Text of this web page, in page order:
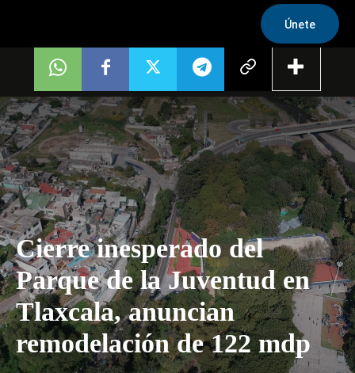
Únete
Cierre inesperado del
Parque de la Juventud en
Tlaxcala, anuncian
remodelación de 122 mdp